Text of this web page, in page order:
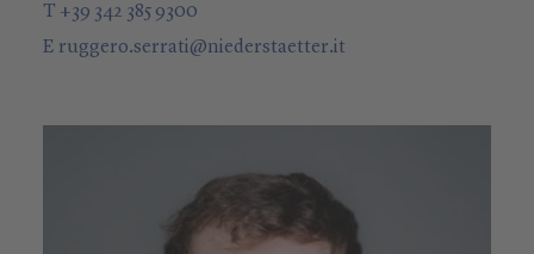
T +39 342 385 9300
E ruggero.serrati@niederstaetter.it